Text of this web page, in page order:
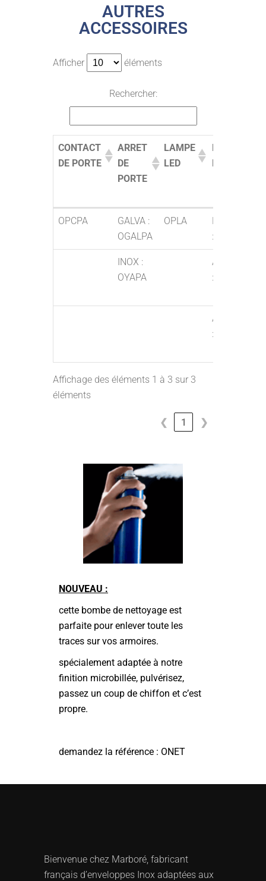
AUTRES
ACCESSOIRES
Afficher éléments
Rechercher:
CONTACT
DE PORTE
ARRET
DE
PORTE
LAMPE
LED
PORTE
PLAN
CONTACT
ARRET
DE
PORTE
LAMPE
PORTE
OPCPA
GALVA :
OGALPA
OPLA
PLASTIQUE
: OPPP
INOX :
OYAPA
ACIER L600
: OEPP600
ACIER L800
: OEPP800
Affichage des éléments 1 à 3 sur 3
éléments
❮ 1 ❯
NOUVEAU :
cette bombe de nettoyage est
parfaite pour enlever toute les
traces sur vos armoires.
spécialement adaptée à notre
finition microbillée, pulvérisez,
passez un coup de chiffon et c’est
propre.
demandez la référence : ONET
Bienvenue chez Marboré, fabricant
français d’enveloppes Inox adaptées aux